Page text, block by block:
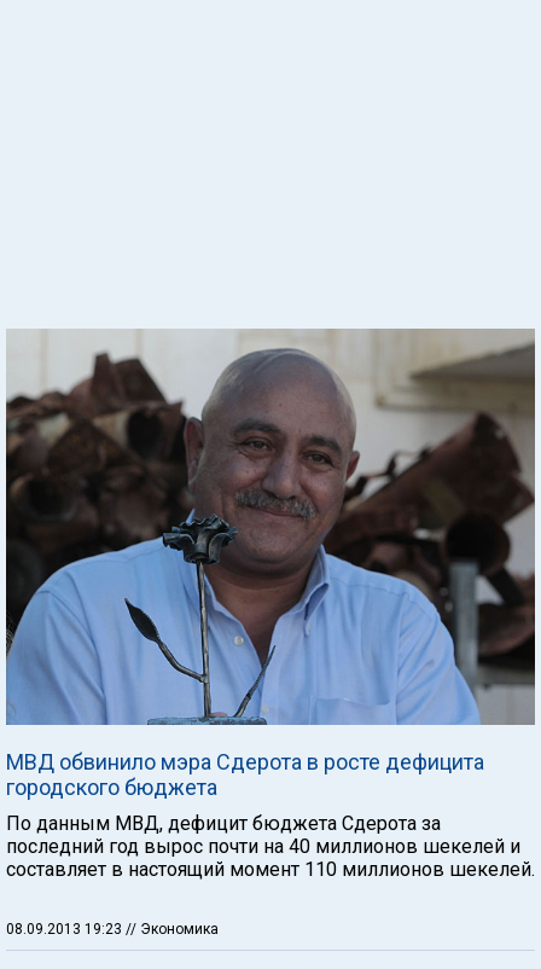
МВД обвинило мэра Сдерота в росте дефицита
городского бюджета
По данным МВД, дефицит бюджета Сдерота за
последний год вырос почти на 40 миллионов шекелей и
составляет в настоящий момент 110 миллионов шекелей.
08.09.2013 19:23 // Экономика